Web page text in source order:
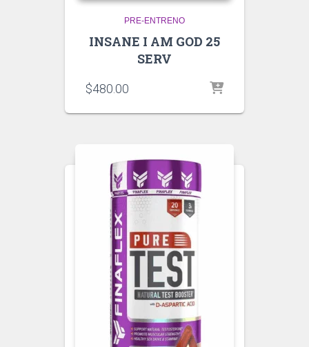
PRE-ENTRENO
INSANE I AM GOD 25
SERV
$480.00